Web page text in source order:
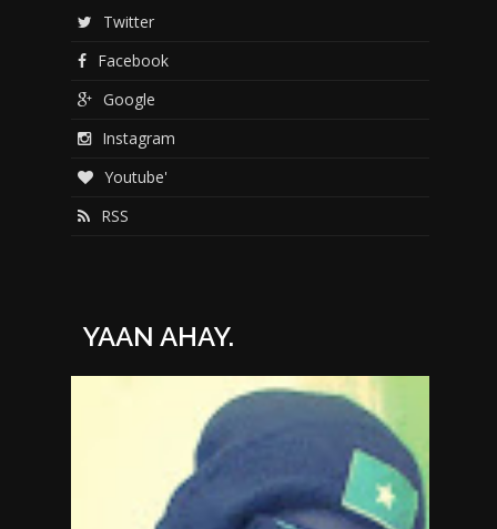
Twitter
Facebook
Google
Instagram
Youtube'
RSS
YAAN AHAY.